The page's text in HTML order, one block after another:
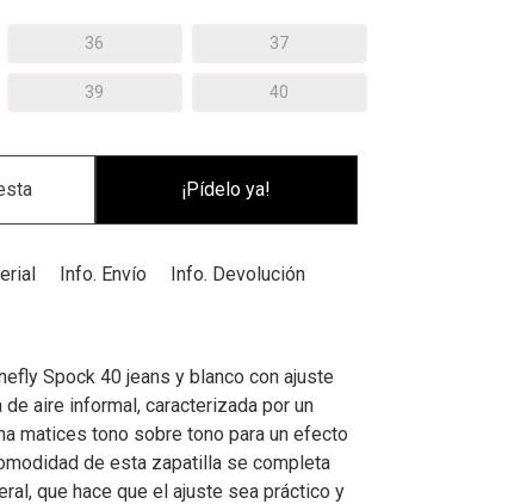
36 37
39 40
¡Pídelo ya!
Info. Envío
Info. Devolución
Spock 40 jeans y blanco con ajuste
de aire informal, caracterizada por un
matices tono sobre tono para un efecto
de esta zapatilla se completa
que hace que el ajuste sea práctico y